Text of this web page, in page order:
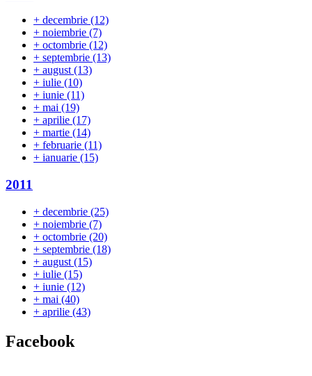
+ decembrie (12)
+ noiembrie (7)
+ octombrie (12)
+ septembrie (13)
+ august (13)
+ iulie (10)
+ iunie (11)
+ mai (19)
+ aprilie (17)
+ martie (14)
+ februarie (11)
+ ianuarie (15)
2011
+ decembrie (25)
+ noiembrie (7)
+ octombrie (20)
+ septembrie (18)
+ august (15)
+ iulie (15)
+ iunie (12)
+ mai (40)
+ aprilie (43)
Facebook